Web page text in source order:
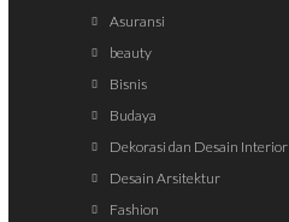
Asuransi
beauty
Bisnis
Budaya
Dekorasi dan Desain Interior
Desain Arsitektur
Fashion